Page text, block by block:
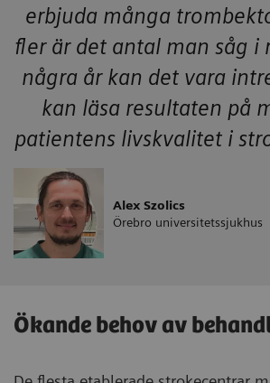
erbjuda många
fler är det antal man såg i
några år kan det vara
kan läsa resultaten på
patientens livskvalitet i
Alex Szolics
Örebro universitetssjukhus
Ökande behov av